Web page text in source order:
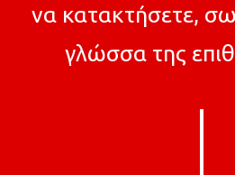
να κατακτήσετε,
γλώσσα της